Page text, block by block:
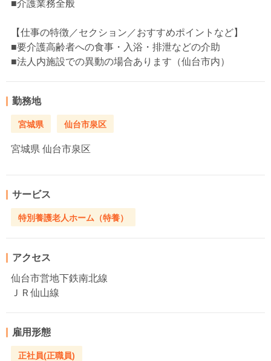
■介護業務全般
【仕事の特徴／セクション／おすすめポイントなど】
■要介護高齢者への食事・入浴・排泄などの介助
■法人内施設での異動の場合あります（仙台市内）
勤務地
宮城県 仙台市泉区
宮城県 仙台市泉区
サービス
特別養護老人ホーム（特養）
アクセス
仙台市営地下鉄南北線
ＪＲ仙山線
雇用形態
正社員(正職員)